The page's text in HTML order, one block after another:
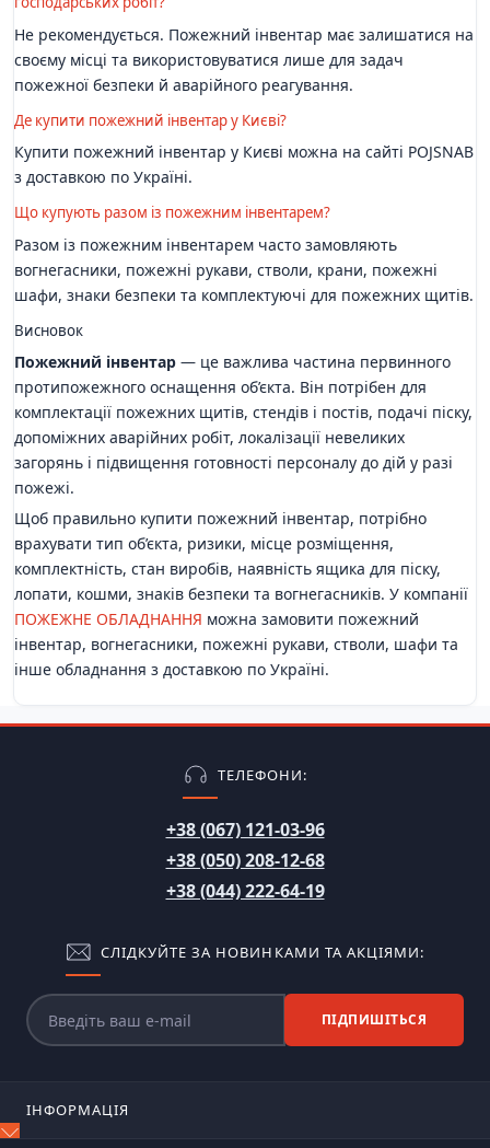
Не рекомендується. Пожежний інвентар має залишатися на
своєму місці та використовуватися лише для задач
пожежної безпеки й аварійного реагування.
Де купити пожежний інвентар у Києві?
Купити пожежний інвентар у Києві можна на сайті POJSNAB
з доставкою по Україні.
Що купують разом із пожежним інвентарем?
Разом із пожежним інвентарем часто замовляють
вогнегасники, пожежні рукави, стволи, крани, пожежні
шафи, знаки безпеки та комплектуючі для пожежних щитів.
Висновок
Пожежний інвентар — це важлива частина первинного
протипожежного оснащення об’єкта. Він потрібен для
комплектації пожежних щитів, стендів і постів, подачі піску,
допоміжних аварійних робіт, локалізації невеликих
загорянь і підвищення готовності персоналу до дій у разі
пожежі.
Щоб правильно купити пожежний інвентар, потрібно
врахувати тип об’єкта, ризики, місце розміщення,
комплектність, стан виробів, наявність ящика для піску,
лопати, кошми, знаків безпеки та вогнегасників. У компанії
ПОЖЕЖНЕ ОБЛАДНАННЯ можна замовити пожежний
інвентар, вогнегасники, пожежні рукави, стволи, шафи та
інше обладнання з доставкою по Україні.
ТЕЛЕФОНИ:
+38 (067) 121-03-96
+38 (050) 208-12-68
+38 (044) 222-64-19
СЛІДКУЙТЕ ЗА НОВИНКАМИ ТА АКЦІЯМИ:
ПІДПИШІТЬСЯ
ІНФОРМАЦІЯ